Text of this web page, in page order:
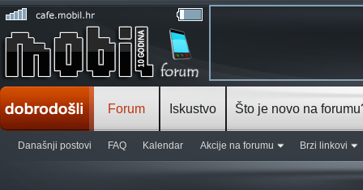
Forum
Današnji postovi FAQ Kalendar Akcije na forumu Brzi linkovi
Iskustvo Što je novo na